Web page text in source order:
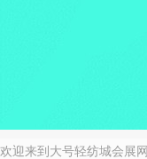
欢迎来到大号轻纺城会展网